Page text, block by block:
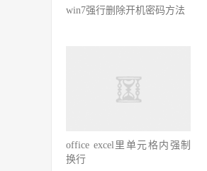
win7强行删除开机密码方法
office excel里单元格内强制
换行